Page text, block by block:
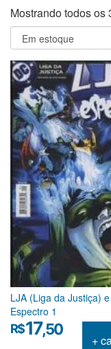
Mostrando todos os
LJA (Liga da Justiça) e
Espectro 1
R$17,50
+